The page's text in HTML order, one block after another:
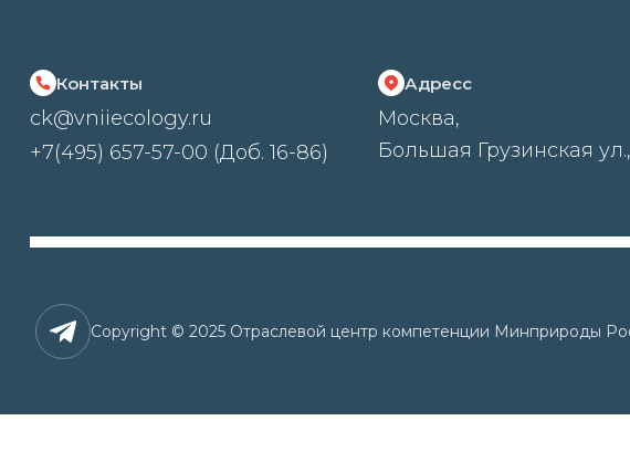
Контакты
ck@vniiecology.ru
+7(495) 657-57-00 (Доб. 16-86)
Адресс
Москва,
Большая Грузинская
Copyright © 2025 Отраслевой центр компетенции Минприроды